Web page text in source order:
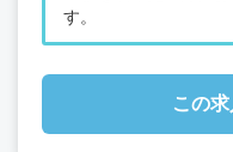
す。
この